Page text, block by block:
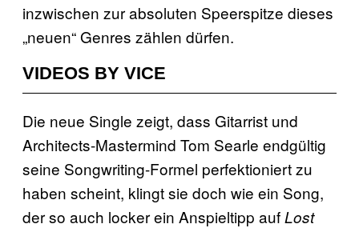
inzwischen zur absoluten Speerspitze dieses
„neuen“ Genres zählen dürfen.
VIDEOS BY VICE
Die neue Single zeigt, dass Gitarrist und
Architects-Mastermind Tom Searle endgültig
seine Songwriting-Formel perfektioniert zu
haben scheint, klingt sie doch wie ein Song,
der so auch locker ein Anspieltipp aufLost